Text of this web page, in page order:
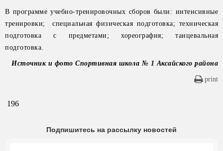
В программе учебно-тренировочных сборов были: интенсивные
тренировки; специальная физическая подготовка; техническая
подготовка с предметами; хореография; танцевальная
подготовка.
Источник и фото Спортивная школа № 1 Аксайского района
print
196
Подпишитесь на рассылку новостей